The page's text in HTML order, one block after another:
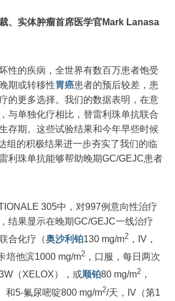
、实体肿瘤首席医学官Mark Lanasa
性的疾病，全世界有数百万患者饱受
期或转移性胃癌患者的预后较差，患
的更多选择。我们的数据表明，在意
与单独化疗相比，替雷利珠单抗联合
存期。这些试验结果和今年早些时候
组的积极结果进一步夯实了我们的临
利珠单抗能够帮助晚期GC/GEJC患者
305中，对997例意向性治疗
结果显示在晚期GC/GEJC一线治疗
合化疗（奥沙利铂130 mg/m2 ，IV，
培他滨1000 mg/m2 ，口服，每日两次
（XELOX），或顺铂80 mg/m2 ，
和5-氟尿嘧啶800 mg/m2/天，IV（第1